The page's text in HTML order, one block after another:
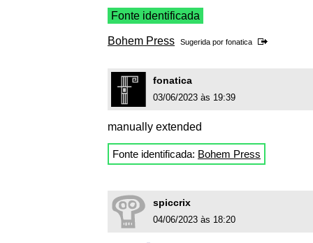
Fonte identificada
Bohem Press Sugerida por fonatica
fonatica
03/06/2023 às 19:39
manually extended
Fonte identificada: Bohem Press
spiccrix
04/06/2023 às 18:20